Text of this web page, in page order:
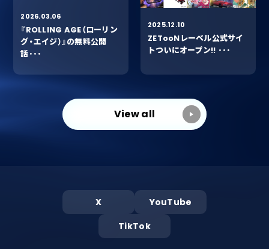
2026.03.06
『ROLLING AGE（ローリン
グ・エイジ）』の無料公開
話･･･
2025.12.10
ZETooNレーベル公式サイ
トついにオープン!! ･･･
View all
X
YouTube
TikTok